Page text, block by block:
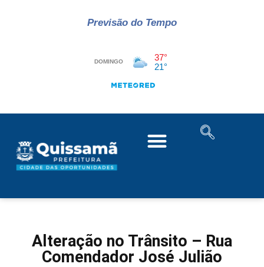
Previsão do Tempo
Alteração no Trânsito – Rua
Comendador José Julião